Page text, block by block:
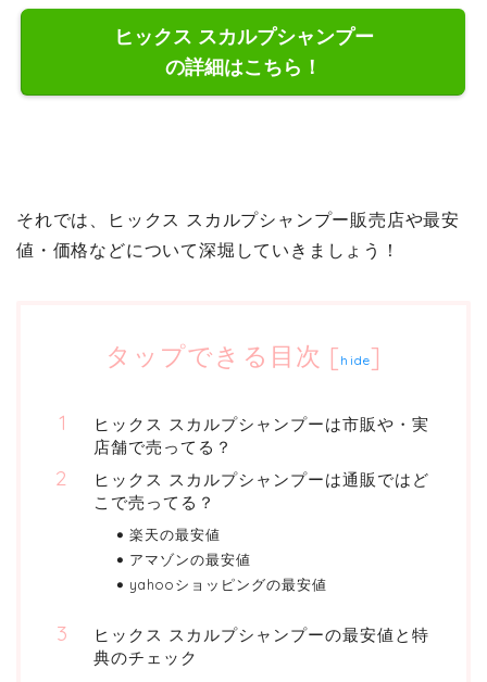
ヒックス スカルプシャンプー
の詳細はこちら！
それでは、ヒックス スカルプシャンプー販売店や最安
値・価格などについて深堀していきましょう！
タップできる目次 [ hide]
ヒックス スカルプシャンプーは市販や・実
店舗で売ってる？
ヒックス スカルプシャンプーは通販ではど
こで売ってる？
楽天の最安値
アマゾンの最安値
yahooショッピングの最安値
ヒックス スカルプシャンプーの最安値と特
典のチェック